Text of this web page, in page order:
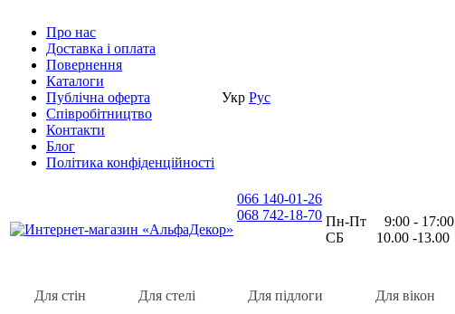
Про нас
Доставка i оплата
Повернення
Каталоги
Публічна оферта
Співробітництво
Контакти
Блог
Політика конфіденційності
Укр Рус
066 140-01-26
068 742-18-70 Пн-Пт 9:00 - 17:00
СБ 10.00 -13.00
Для стін Для стелі Для підлоги Для вікон